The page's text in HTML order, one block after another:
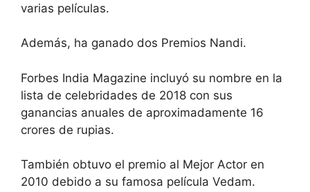
varias películas.
Además, ha ganado dos Premios Nandi.
Forbes India Magazine incluyó su nombre en la
lista de celebridades de 2018 con sus
ganancias anuales de aproximadamente 16
crores de rupias.
También obtuvo el premio al Mejor Actor en
2010 debido a su famosa película Vedam.